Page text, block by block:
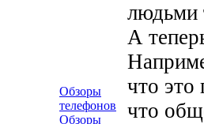
Обзоры
телефонов
Обзоры
людьми
А
что это
что